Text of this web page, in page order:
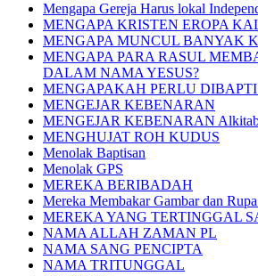
Mengapa Gereja Harus lokal
MENGAPA KRISTEN EROPA
MENGAPA MUNCUL BANYAK
MENGAPA PARA RASUL
DALAM NAMA YESUS?
MENGAPAKAH PERLU
MENGEJAR KEBENARAN
MENGEJAR KEBENARAN
MENGHUJAT ROH KUDUS
Menolak Baptisan
Menolak GPS
MEREKA BERIBADAH
Mereka Membakar Gambar dan
MEREKA YANG TERTINGGAL
NAMA ALLAH ZAMAN PL
NAMA SANG PENCIPTA
NAMA TRITUNGGAL